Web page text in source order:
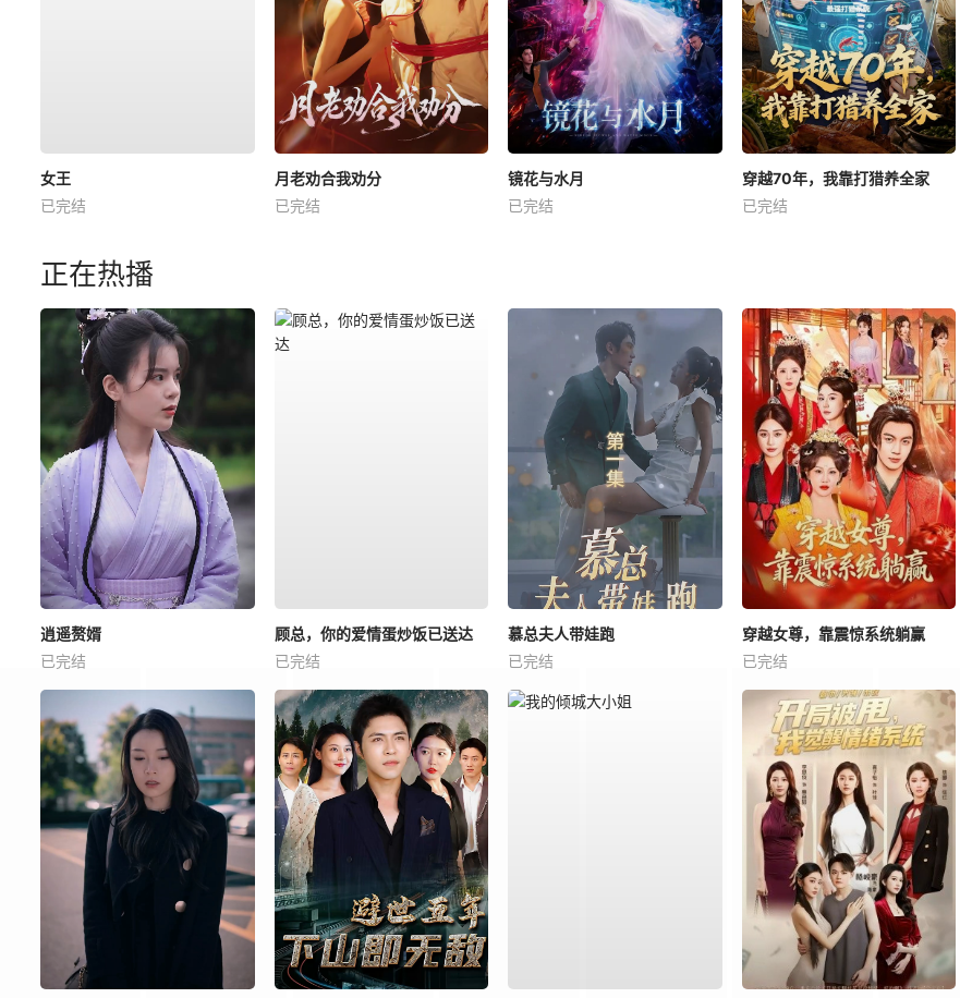
女王
已完结
月老劝合我劝分
已完结
镜花与水月
已完结
穿越70年，我靠打猎养全家
已完结
正在热播
逍遥赘婿
已完结
顾总，你的爱情蛋炒饭已送达
已完结
慕总夫人带娃跑
已完结
穿越女尊，靠震惊系统躺赢
已完结